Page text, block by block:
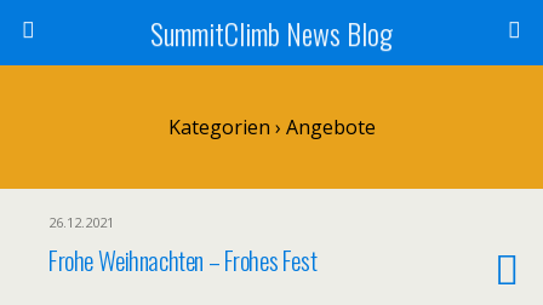
SummitClimb News Blog
Kategorien › Angebote
26.12.2021
Frohe Weihnachten – Frohes Fest